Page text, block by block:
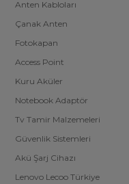
Anten Kabloları
Çanak Anten
Fotokapan
Access Point
Kuru Aküler
Notebook Adaptör
Tv Tamir Malzemeleri
Güvenlik Sistemleri
Akü Şarj Cihazı
Lenovo Lecoo Türkiye